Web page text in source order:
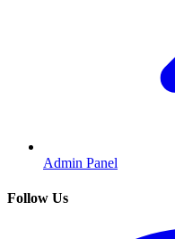
Admin Panel
Follow Us